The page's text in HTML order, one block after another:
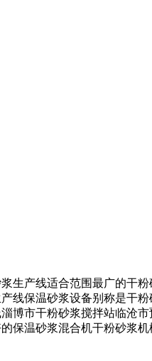
产线适合范围最广的干粉
线保温砂浆设备别称是干
博市干粉砂浆搅拌站临沧
保温砂浆混合机干粉砂浆机